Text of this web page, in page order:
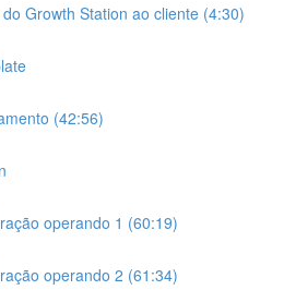
Growth Station ao cliente (4:30)
(42:56)
operando 1 (60:19)
operando 2 (61:34)